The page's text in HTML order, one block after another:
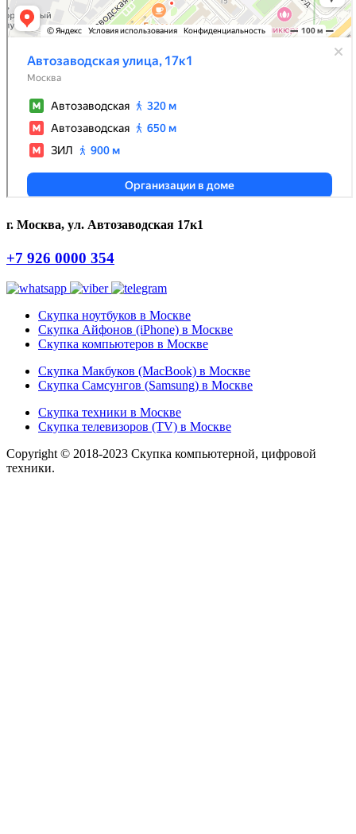
г. Москва, ул. Автозаводская 17к1
+7 926 0000 354
Скупка ноутбуков в Москве
Скупка Айфонов (iPhone) в Москве
Скупка компьютеров в Москве
Скупка Макбуков (MacBook) в Москве
Скупка Самсунгов (Samsung) в Москве
Скупка техники в Москве
Скупка телевизоров (TV) в Москве
Copyright © 2018-2023 Скупка компьютерной, цифровой
техники.